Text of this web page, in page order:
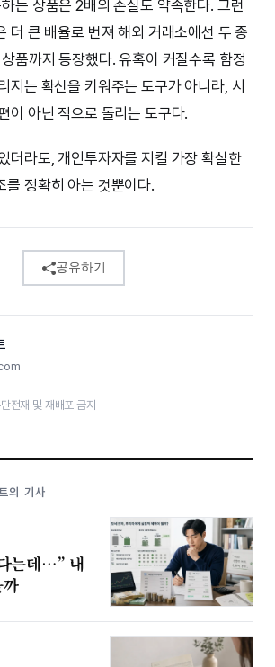
는 상품은 2배의 손실도 약속한다. 그런
더 큰 배율로 번져 해외 거래소에선 두 종
품까지 등장했다. 유혹이 커질수록 함정
지는 확신을 키워주는 도구가 아니라, 시
이 아닌 적으로 돌리는 도구다.
더라도, 개인투자자를 지킬 가장 확실한
를 정확히 아는 것뿐이다.
공유하기
전재 및 재배포 금지
의 기사
는데…” 내